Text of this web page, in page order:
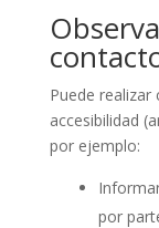
Puede
accesibilidad
por ejemplo:
por